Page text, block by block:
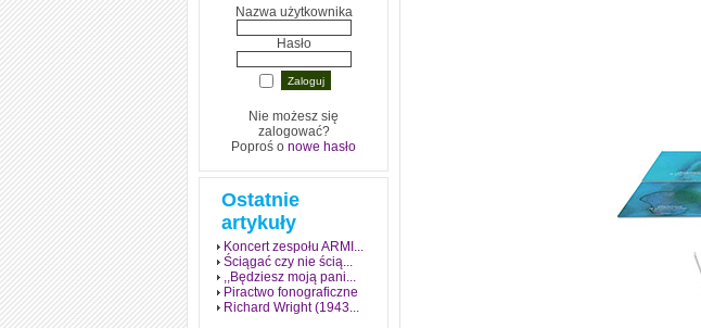
Nazwa użytkownika
Hasło
Nie możesz się
zalogować?
Poproś o nowe hasło
Ostatnie
artykuły
Koncert zespołu ARMI...
Ściągać czy nie ścią...
,,Będziesz moją pani...
Piractwo fonograficzne
Richard Wright (1943...